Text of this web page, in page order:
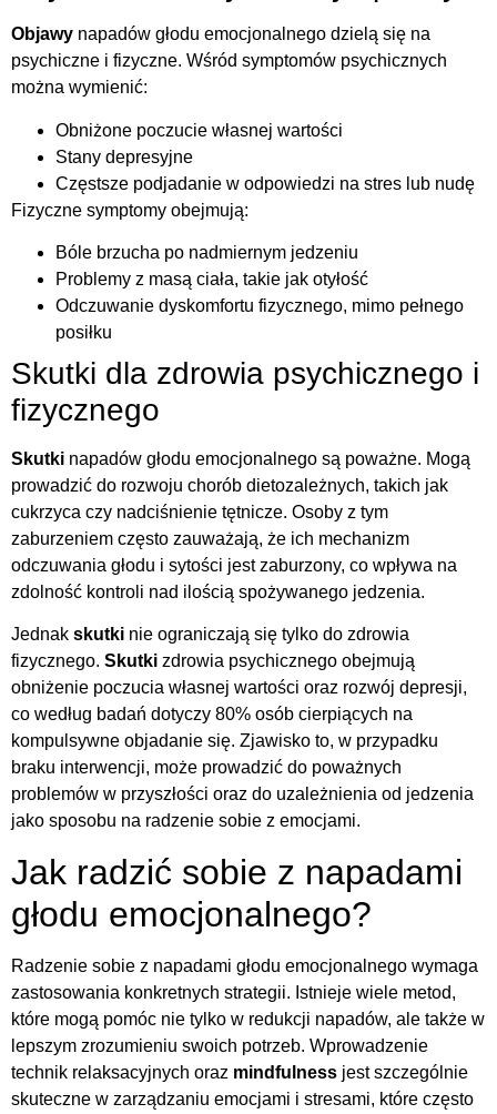
Objawy napadów głodu emocjonalnego dzielą się na
psychiczne i fizyczne. Wśród symptomów psychicznych
można wymienić:
Obniżone poczucie własnej wartości
Stany depresyjne
Częstsze podjadanie w odpowiedzi na stres lub nudę
Fizyczne symptomy obejmują:
Bóle brzucha po nadmiernym jedzeniu
Problemy z masą ciała, takie jak otyłość
Odczuwanie dyskomfortu fizycznego, mimo pełnego
posiłku
Skutki dla zdrowia psychicznego i
fizycznego
Skutki napadów głodu emocjonalnego są poważne. Mogą
prowadzić do rozwoju chorób dietozależnych, takich jak
cukrzyca czy nadciśnienie tętnicze. Osoby z tym
zaburzeniem często zauważają, że ich mechanizm
odczuwania głodu i sytości jest zaburzony, co wpływa na
zdolność kontroli nad ilością spożywanego jedzenia.
Jednak skutki nie ograniczają się tylko do zdrowia
fizycznego. Skutki zdrowia psychicznego obejmują
obniżenie poczucia własnej wartości oraz rozwój depresji,
co według badań dotyczy 80% osób cierpiących na
kompulsywne objadanie się. Zjawisko to, w przypadku
braku interwencji, może prowadzić do poważnych
problemów w przyszłości oraz do uzależnienia od jedzenia
jako sposobu na radzenie sobie z emocjami.
Jak radzić sobie z napadami
głodu emocjonalnego?
Radzenie sobie z napadami głodu emocjonalnego wymaga
zastosowania konkretnych strategii. Istnieje wiele metod,
które mogą pomóc nie tylko w redukcji napadów, ale także w
lepszym zrozumieniu swoich potrzeb. Wprowadzenie
technik relaksacyjnych oraz mindfulness jest szczególnie
skuteczne w zarządzaniu emocjami i stresami, które często